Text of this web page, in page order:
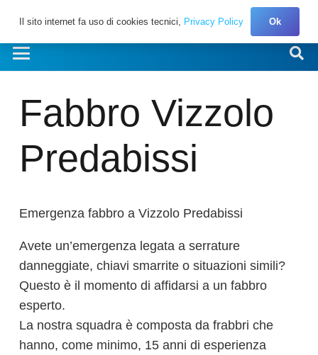
Fabbro Vizzolo
Predabissi
Emergenza fabbro a Vizzolo Predabissi
Avete un’emergenza legata a serrature
danneggiate, chiavi smarrite o situazioni simili?
Questo è il momento di affidarsi a un fabbro
esperto.
La nostra squadra è composta da frabbri che
hanno, come minimo, 15 anni di esperienza
Il sito internet fa uso di cookies tecnici, Privacy Policy Ok